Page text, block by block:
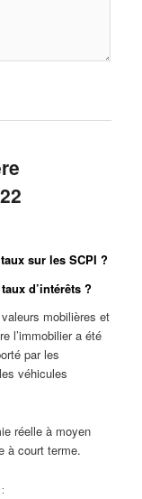
sur les SCPI ?
d’intérêts ?
mobilières et
l’immobilier a été
par les
véhicules
réelle à moyen
à court terme.